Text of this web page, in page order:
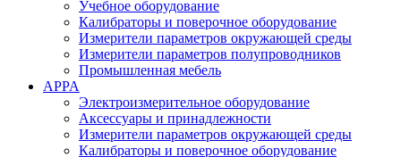
Учебное оборудование
Калибраторы и поверочное оборудование
Измерители параметров окружающей среды
Измерители параметров полупроводников
Промышленная мебель
APPA
Электроизмерительное оборудование
Аксессуары и принадлежности
Измерители параметров окружающей среды
Калибраторы и поверочное оборудование